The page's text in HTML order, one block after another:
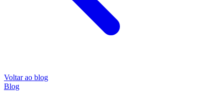
Voltar ao blog
Blog